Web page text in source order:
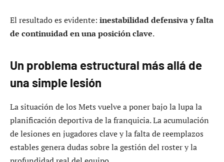
El resultado es evidente: inestabilidad defensiva y falta
de continuidad en una posición clave.
Un problema estructural más allá de
una simple lesión
La situación de los Mets vuelve a poner bajo la lupa la
planificación deportiva de la franquicia. La acumulación
de lesiones en jugadores clave y la falta de reemplazos
estables genera dudas sobre la gestión del roster y la